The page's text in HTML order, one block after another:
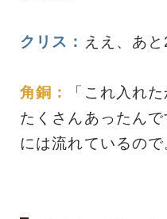
クリス： ええ、あ
角銅：
「これ入れ
たくさんあったん
には流れているので